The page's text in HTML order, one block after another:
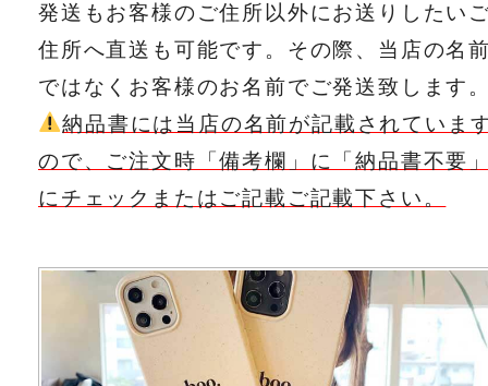
発送もお客様のご住所以外にお送りしたい
住所へ直送も可能です。その際、当店の名
ではなくお客様のお名前でご発送致します
納品書には当店の名前が記載されていま
ので、ご注文時「備考欄」に「納品書不要
にチェックまたはご記載ご記載下さい。